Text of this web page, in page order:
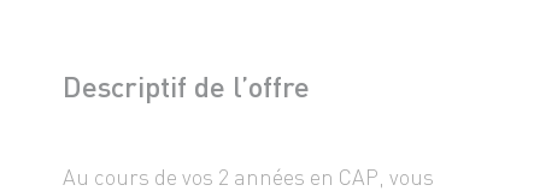
Descriptif de l’offre
Au cours de vos 2 années en CAP, vous